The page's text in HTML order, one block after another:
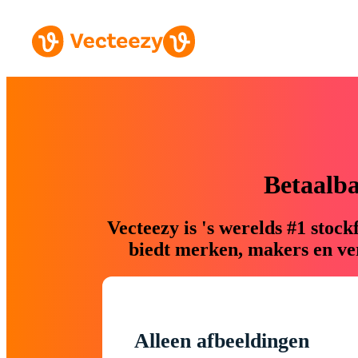
Vecteezy is 's werelds #1
biedt merken, makers en
Alleen afbeeldingen